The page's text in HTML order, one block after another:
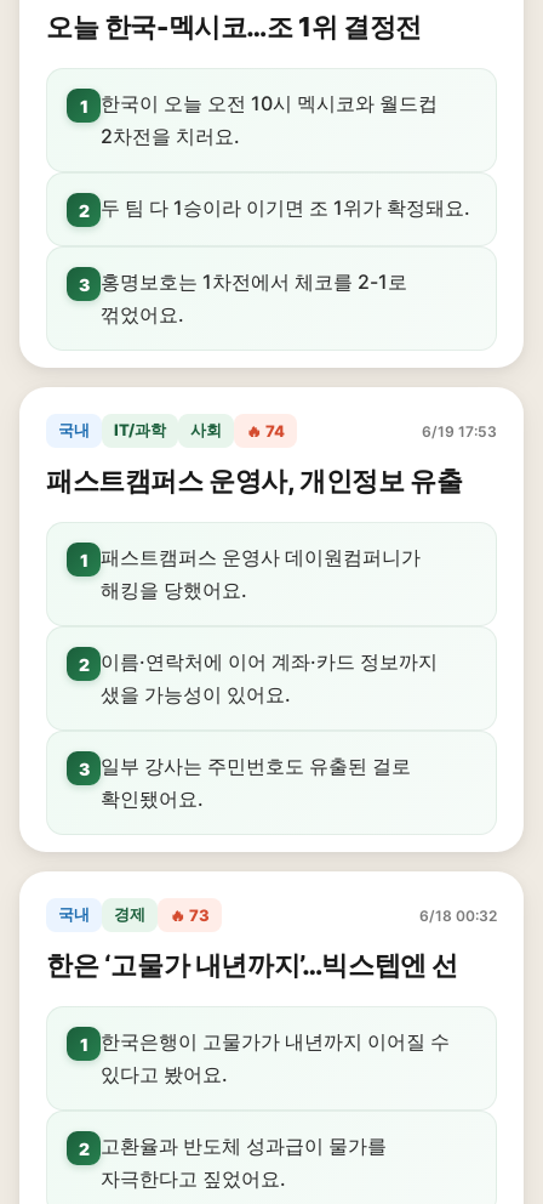
오늘 한국-멕시코…조 1위 결정전
1
한국이 오늘 오전 10시 멕시코와 월드컵
2차전을 치러요.
2 두 팀 다 1승이라 이기면 조 1위가 확정돼요.
3
홍명보호는 1차전에서 체코를 2-1로
꺾었어요.
국내 IT/과학 사회 🔥 74 6/19 17:53
패스트캠퍼스 운영사, 개인정보 유출
1
패스트캠퍼스 운영사 데이원컴퍼니가
해킹을 당했어요.
2
이름·연락처에 이어 계좌·카드 정보까지
샜을 가능성이 있어요.
3
일부 강사는 주민번호도 유출된 걸로
확인됐어요.
국내 경제 🔥 73 6/18 00:32
한은 ‘고물가 내년까지’…빅스텝엔 선
1
한국은행이 고물가가 내년까지 이어질 수
있다고 봤어요.
2
고환율과 반도체 성과급이 물가를
자극한다고 짚었어요.